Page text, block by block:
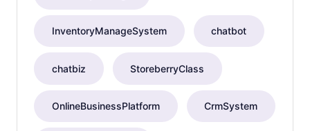
InventoryManageSystem chatbot
chatbiz StoreberryClass
OnlineBusinessPlatform CrmSystem